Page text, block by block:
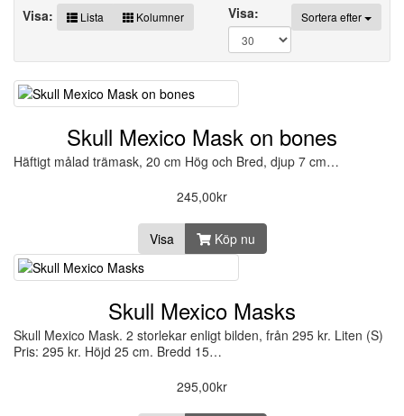
Sortera efter
Visa:
Visa: Lista Kolumner
Skull Mexico Mask on bones
Häftigt målad trämask, 20 cm Hög och Bred, djup 7 cm…
245,00kr
Visa Köp nu
Skull Mexico Masks
Skull Mexico Mask. 2 storlekar enligt bilden, från 295 kr. Liten (S)
Pris: 295 kr. Höjd 25 cm. Bredd 15…
295,00kr